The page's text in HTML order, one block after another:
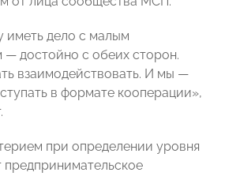
иметь дело с малым
— достойно с обеих сторон.
взаимодействовать. И мы —
в формате кооперации»,
при определении уровня
предпринимательское